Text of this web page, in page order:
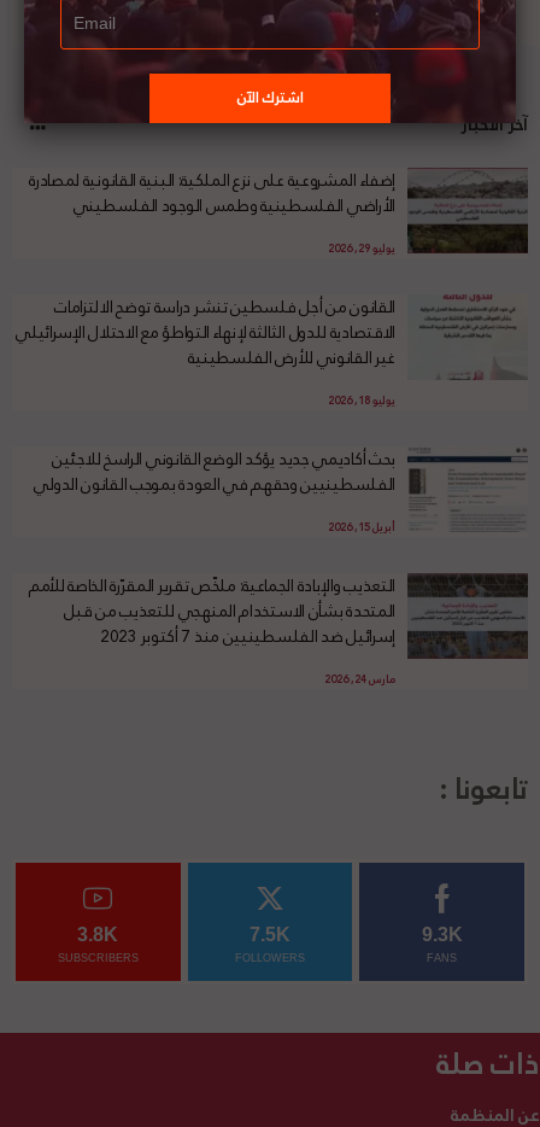
آخر الأخبار
إضفاء المشروعية على نزع الملكية: البنية القانونية لمصادرة
الأراضي الفلسطينية وطمس الوجود الفلسطيني
يوليو 29, 2026
القانون من أجل فلسطين تنشر دراسة توضح الالتزامات
الاقتصادية للدول الثالثة لإنهاء التواطؤ مع الاحتلال الإسرائيلي
غير القانوني للأرض الفلسطينية
يوليو 18, 2026
بحث أكاديمي جديد يؤكد الوضع القانوني الراسخ للاجئين
الفلسطينيين وحقهم في العودة بموجب القانون الدولي
أبريل 15, 2026
التعذيب والإبادة الجماعية: ملخّص تقرير المقرّرة الخاصة للأمم
المتحدة بشأن الاستخدام المنهجي للتعذيب من قبل
إسرائيل ضد الفلسطينيين منذ 7 أكتوبر 2023
مارس 24, 2026
تابعونا :
9.3K
FANS
7.5K
FOLLOWERS
3.8K
SUBSCRIBERS
ذات صلة
عن المنظمة